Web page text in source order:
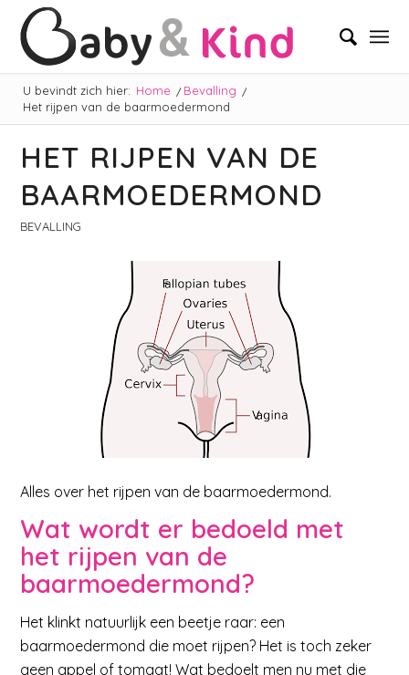
U bevindt zich hier: Home / Bevalling /
Het rijpen van de baarmoedermond
HET RIJPEN VAN DE
BAARMOEDERMOND
BEVALLING
Alles over het rijpen van de baarmoedermond.
Wat wordt er bedoeld met
het rijpen van de
baarmoedermond?
Het klinkt natuurlijk een beetje raar: een
baarmoedermond die moet rijpen? Het is toch zeker
geen appel of tomaat! Wat bedoelt men nu met die